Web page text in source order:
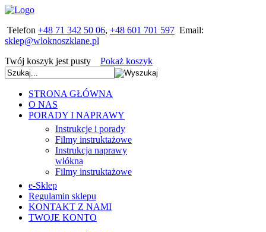
Telefon +48 71 342 50 06, +48 601 701 597 Email:
Twój koszyk jest pusty Pokaż koszyk
STRONA GŁÓWNA
O NAS
PORADY I NAPRAWY
Instrukcje i porady
Filmy instruktażowe
Instrukcja naprawy
włókna
Filmy instruktażowe
e-Sklep
Regulamin sklepu
KONTAKT Z NAMI
TWOJE KONTO